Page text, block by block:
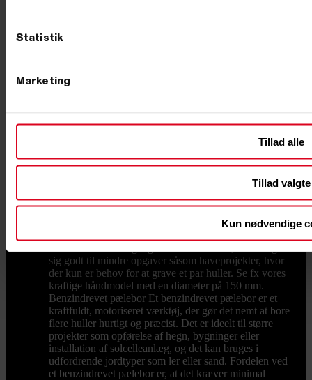
Statistik
Marketing
Tillad alle
Tillad valgte
Kun nødvendige
opgave. I vores webshop har vi også løse pælebor i
mandsbetjente og 2-mandsbetjente modeller. Til større
Hvilket jordbor skal du vælge? Først og fremmest skal
du grave huller til hegnspæle, stolper til et gyngestativ
eller stolpesko til en træterrasse? Et hånddrevet
haven, mens større opgaver i udfordrende jordtyper
kræver et benzindrevet pælebor. Manuelle pælebor
Disse pælebor kører på “rugbrødskraft” og kræver
fysisk arbejde for at bore hullerne. De er praktiske,
sig godt til mindre opgaver såsom haveprojekter, hvor
der kun er behov for at grave et par huller. Se fx vores
kraftige håndmodel med en diameter på 150 mm.
Benzindrevet pælebor Et benzindrevet pælebor er et
kraftfuldt, motoriseret værktøj, der gør det nemt at bore
flere huller hurtigt og præcist. Det er ideelt til større
projekter som opførelse af hegn, bygninger eller
installation af solcelleanlæg, og det kan bruges i
udfordrende jordtyper som ler eller sand. Fordelen ved
et benzindrevet pælebor er, at det kræver minimal